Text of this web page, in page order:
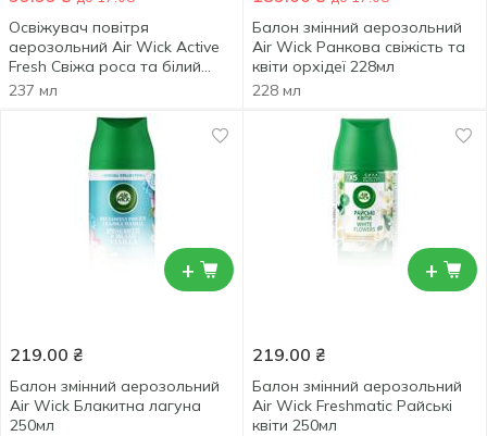
Освіжувач повітря
аерозольний Air Wick Active
Fresh Свіжа роса та білий
жасмин 237мл
237 мл
Балон змінний аерозольний
Air Wick Ранкова свіжість та
квіти орхідеї 228мл
228 мл
+
219.00 ₴
Балон змінний аерозольний
Air Wick Блакитна лагуна
250мл
+
219.00 ₴
Балон змінний аерозольний
Air Wick Freshmatic Райські
квіти 250мл